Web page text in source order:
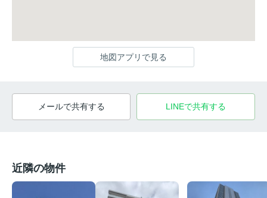
地図アプリで見る
メールで共有する LINEで共有する
近隣の物件